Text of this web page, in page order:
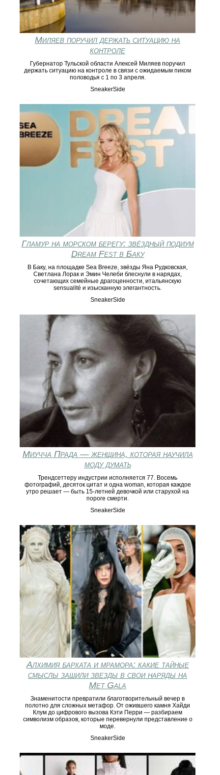
Миляев поручил держать ситуацию на
контроле
Губернатор Тульской области Алексей Миляев поручил
держать ситуацию на контроле в связи с ожидаемым пиком
половодья с 1 по 3 апреля.
SneakerSide
Гламур на морском берегу: звёздный подиум
Dream Fest в Баку
В Баку, на площадке Sea Breeze, звёзды Яна Рудковская,
Светлана Лорак и Эмин Челеби блеснули в нарядах,
сочетающих семейные драгоценности, итальянскую
sensualité и изысканную элегантность.
SneakerSide
Миучча Прада — женщина, которая научила
моду думать
Трендсеттеру индустрии исполняется 77. Восемь
фотографий, десяток цитат и одна woman, которая каждое
утро решает — быть 15-летней девочкой или старухой на
пороге смерти.
SneakerSide
Алхимия бархата и мрамора: какие тайные
смыслы зашили звезды в свои наряды на
Met Gala
Знаменитости превратили благотворительный вечер в
полотно для сложных метафор. От ожившего камня Хайди
Клум до цифрового вызова Кэти Перри — разбираем
символизм образов, которые перевернули представление о
моде.
SneakerSide